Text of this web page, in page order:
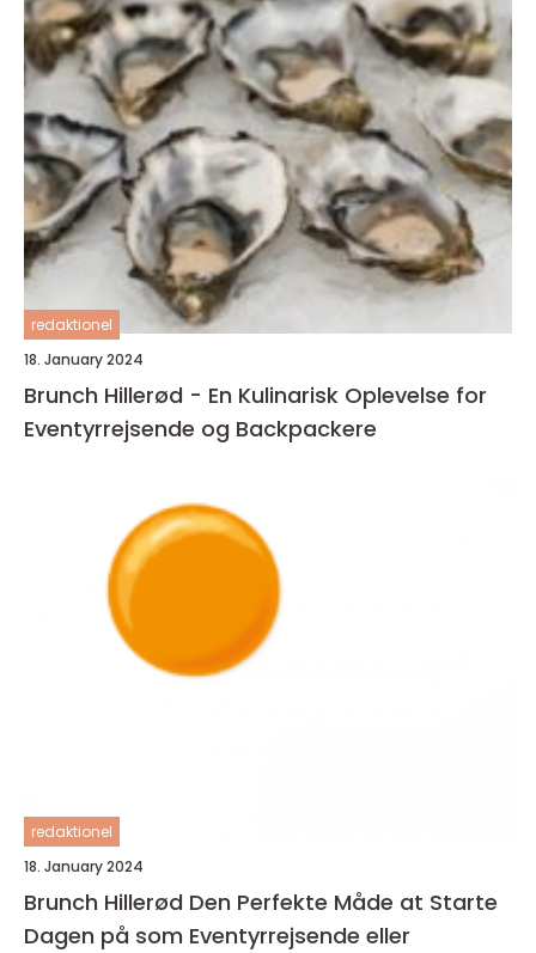
redaktionel
18. January 2024
Brunch Hillerød - En Kulinarisk Oplevelse for
Eventyrrejsende og Backpackere
redaktionel
18. January 2024
Brunch Hillerød Den Perfekte Måde at Starte
Dagen på som Eventyrrejsende eller